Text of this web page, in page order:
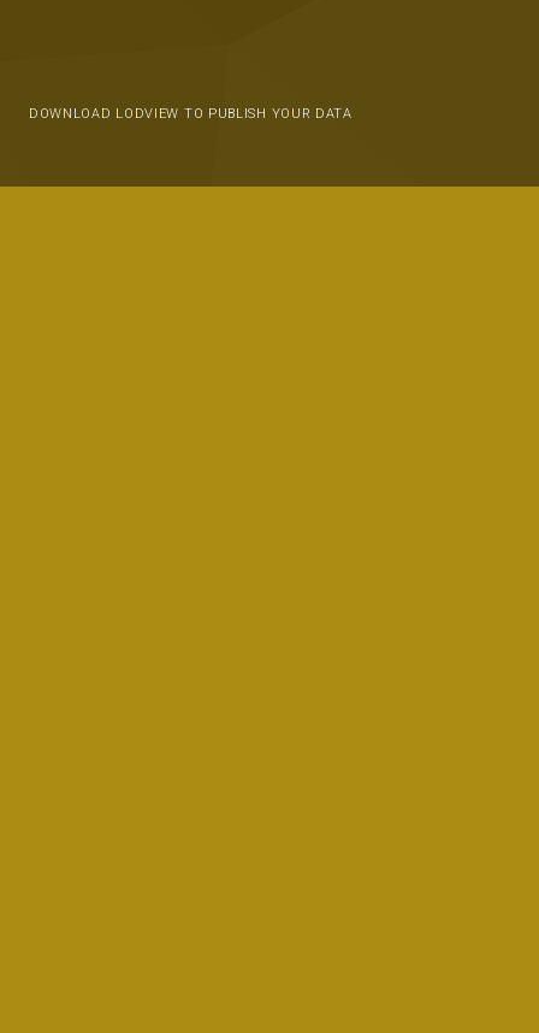
DOWNLOAD LODVIEW TO PUBLISH YOUR DATA